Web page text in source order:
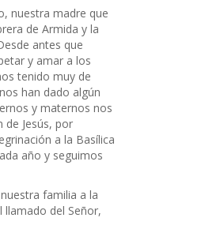
nuestra madre que
de Armida y la
antes que
y amar a los
tenido muy de
han dado algún
y maternos nos
de Jesús, por
a la Basílica
año y seguimos
familia a la
del Señor,